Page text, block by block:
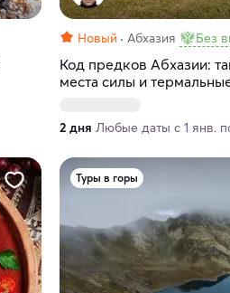
Новый Абхазия Без
Код предков Абхазии:
места силы и
2 дня Любые даты с 1 янв.
Туры в горы